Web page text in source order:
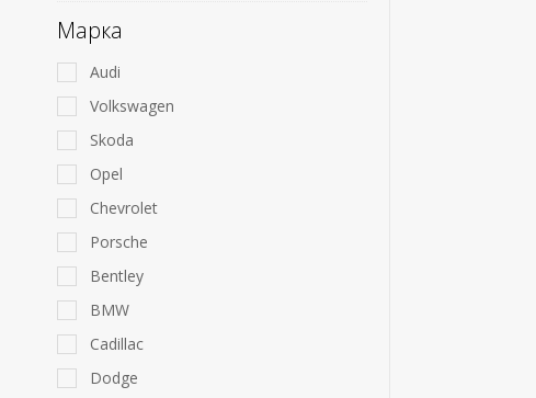
Марка
Audi
Volkswagen
Skoda
Opel
Chevrolet
Porsche
Bentley
BMW
Cadillac
Dodge